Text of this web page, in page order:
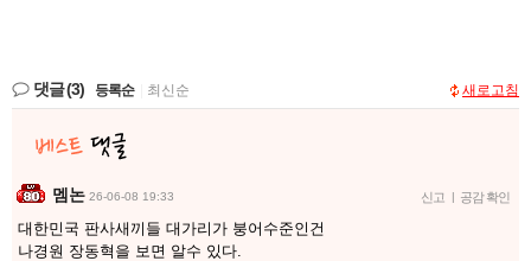
댓글(3) 등록순 최신순 새로고침
멤논 26-06-08 19:33 신고 | 공감 확인
대한민국 판사새끼들 대가리가 붕어수준인건
나경원 장동혁을 보면 알수 있다.